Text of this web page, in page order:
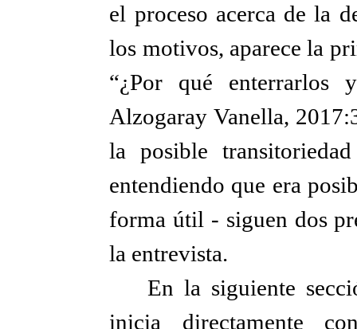
el proceso acerca de la
los motivos, aparece la
“¿Por qué enterrarlos
Alzogaray Vanella,
la posible
entendiendo que era
forma útil - siguen dos
la entrevista.
En la siguiente
inicia directamente